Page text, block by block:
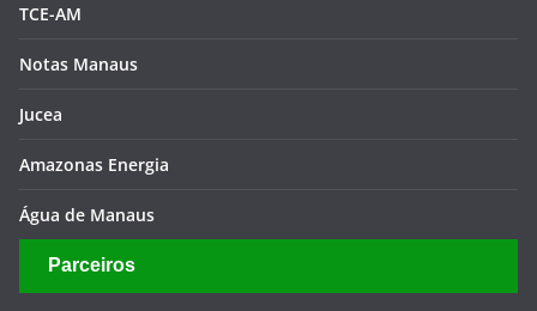
TCE-AM
Notas Manaus
Jucea
Amazonas Energia
Água de Manaus
Parceiros